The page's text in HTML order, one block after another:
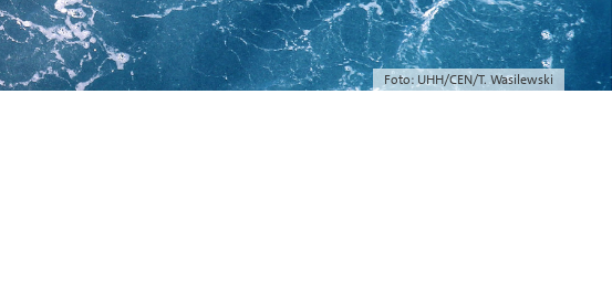
Foto: UHH/CEN/T. Wasilewski